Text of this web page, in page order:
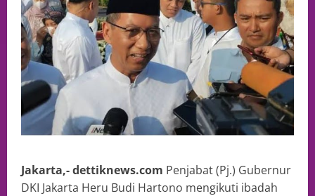
Jakarta,- dettiknews.com Penjabat (Pj.) Gubernur
DKI Jakarta Heru Budi Hartono mengikuti ibadah